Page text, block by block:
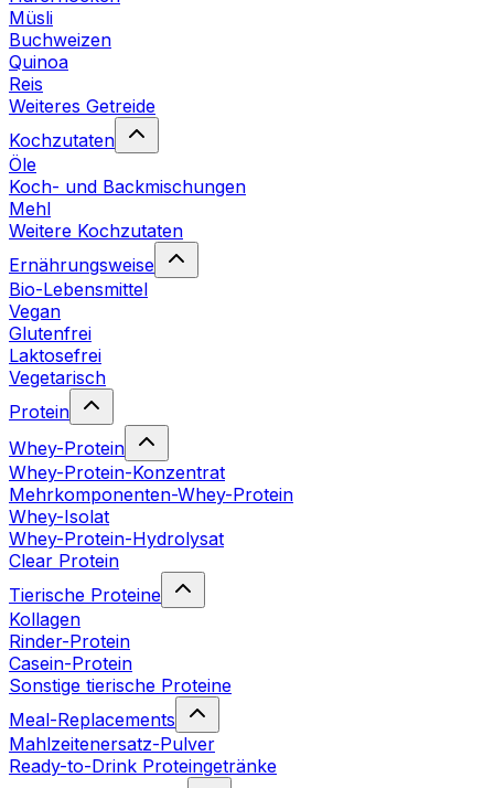
Müsli
Buchweizen
Quinoa
Reis
Weiteres Getreide
Kochzutaten
Öle
Koch- und Backmischungen
Mehl
Weitere Kochzutaten
Ernährungsweise
Bio-Lebensmittel
Vegan
Glutenfrei
Laktosefrei
Vegetarisch
Protein
Whey-Protein
Whey-Protein-Konzentrat
Mehrkomponenten-Whey-Protein
Whey-Isolat
Whey-Protein-Hydrolysat
Clear Protein
Tierische Proteine
Kollagen
Rinder-Protein
Casein-Protein
Sonstige tierische Proteine
Meal-Replacements
Mahlzeitenersatz-Pulver
Ready-to-Drink Proteingetränke